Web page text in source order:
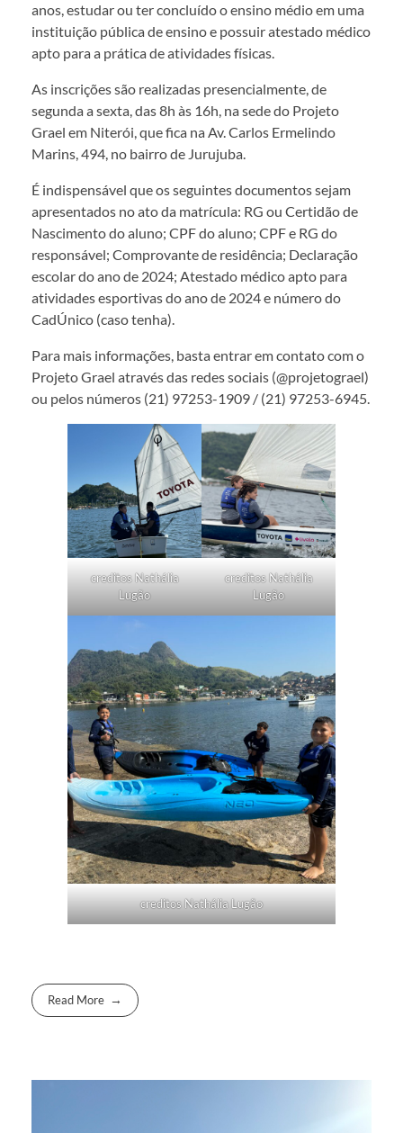
anos, estudar ou ter concluído o ensino médio em uma
instituição pública de ensino e possuir atestado médico
apto para a prática de atividades físicas.
As inscrições são realizadas presencialmente, de
segunda a sexta, das 8h às 16h, na sede do Projeto
Grael em Niterói, que fica na Av. Carlos Ermelindo
Marins, 494, no bairro de Jurujuba.
É indispensável que os seguintes documentos sejam
apresentados no ato da matrícula: RG ou Certidão de
Nascimento do aluno; CPF do aluno; CPF e RG do
responsável; Comprovante de residência; Declaração
escolar do ano de 2024; Atestado médico apto para
atividades esportivas do ano de 2024 e número do
CadÚnico (caso tenha).
Para mais informações, basta entrar em contato com o
Projeto Grael através das redes sociais (@projetograel)
ou pelos números (21) 97253-1909 / (21) 97253-6945.
creditos Nathália
Lugão
creditos Nathália
Lugão
creditos Nathália Lugão
Read More